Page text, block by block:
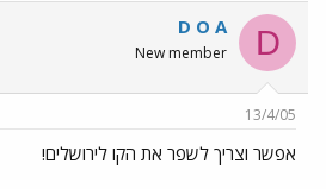
נ
ו
א
ב
ת
ר
D
D O A
New member
13/4/05
אפשר וצריך לשפר את הקו לירושלים!